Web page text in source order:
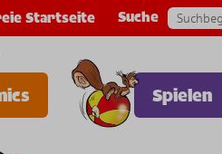
Startseite Suche
Spielen